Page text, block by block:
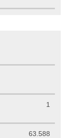
1
63.588